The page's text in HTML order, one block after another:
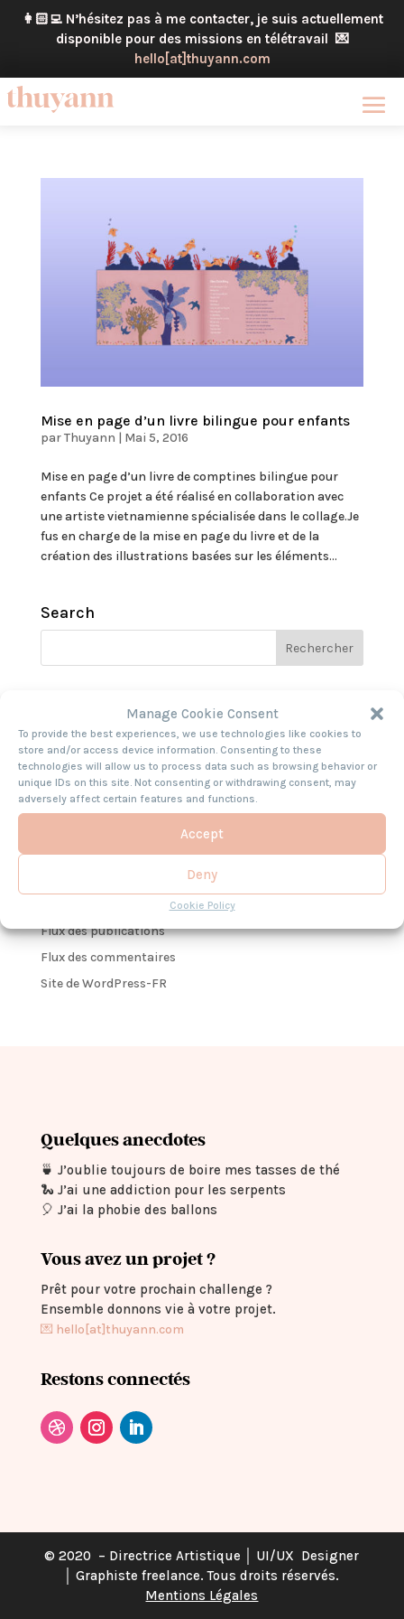
Manage Cookie Consent
To provide the best experiences, we use technologies like cookies to
store and/or access device information. Consenting to these
technologies will allow us to process data such as browsing behavior or
unique IDs on this site. Not consenting or withdrawing consent, may
adversely affect certain features and functions.
Accept
Deny
Cookie Policy
👩🏻‍💻N’hésitez pas à me contacter, je suis actuellement
disponible pour des missions en télétravail 💌
hello[at]thuyann.com
Mise en page d’un livre bilingue pour enfants
parThuyann | Mai 5, 2016
Mise en page d’un livre de comptines bilingue pour
enfants Ce projet a été réalisé en collaboration avec
une artiste vietnamienne spécialisée dans le collage.Je
fus en charge de la mise en page du livre et de la
création des illustrations basées sur les éléments...
Search
Archives
Categories
Flux des publications
Flux des commentaires
Site de WordPress-FR
Quelques anecdotes
🍵 J’oublie toujours de boire mes tasses de thé
🐍 J’ai une addiction pour les serpents
🎈 J’ai la phobie des ballons
Vous avez un projet ?
Prêt pour votre prochain challenge ?
Ensemble donnons vie à votre projet.
💌 hello[at]thuyann.com
Restons connectés
© 2020 – Directrice Artistique │ UI/UX Designer
│ Graphiste freelance. Tous droits réservés.
Mentions Légales